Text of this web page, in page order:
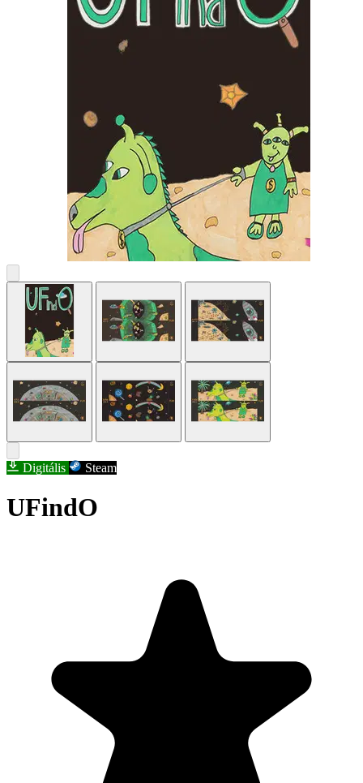
Digitális Steam
UFindO